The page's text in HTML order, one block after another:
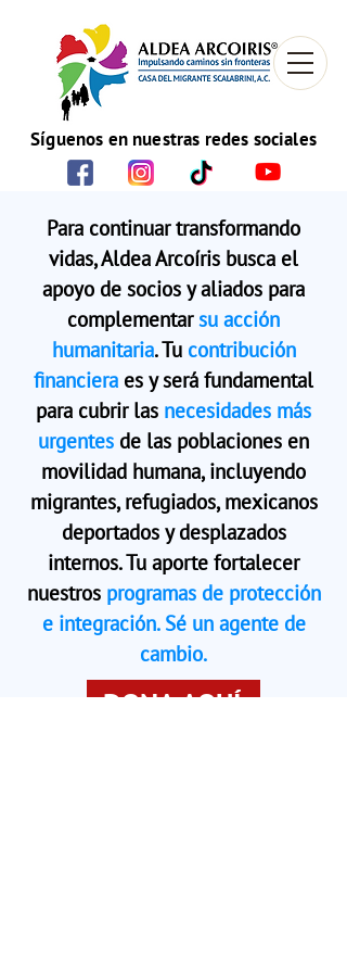
Síguenos en nuestras redes sociales
Para continuar transformando
vidas, Aldea Arcoíris busca el
apoyo de socios y aliados para
complementarsu acción
humanitaria. Tucontribución
financiera es y será fundamental
para cubrir las necesidades más
urgentes de las poblaciones en
movilidad humana, incluyendo
migrantes, refugiados, mexicanos
deportados y desplazados
internos. Tu aporte fortalecer
nuestrosprogramas de protección
e integración. Sé un agente de
cambio.
DONA AQUÍ